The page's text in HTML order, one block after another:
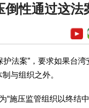
倒性通过这法
法案”，要求如果台
与组织之外。
“施压监管组织以终结